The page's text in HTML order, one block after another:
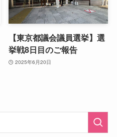
【東京都議会議員選挙】選
挙戦8日目のご報告
2025年6月20日